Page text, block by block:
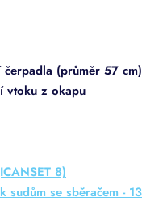
(průměr 57 cm)
vtoku z okapu
8)
sudům se sběračem - 13